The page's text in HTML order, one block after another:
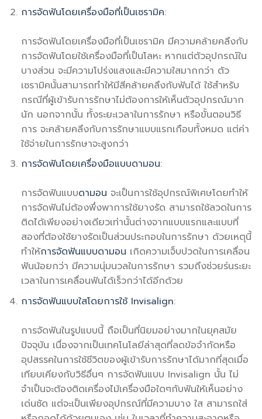
การจัดฟันโดยเครื่องมือที่เป็นเซรามิค:
การจัดฟันโดยเครื่องมือที่เป็นเซรามิค มีความคล้ายคลึงกับ
การจัดฟันโดยใช้เครื่องมือที่เป็นโลหะ หากแต่ตัวอุปกรณ์ใน
บางส่วน จะมีความโปร่งแสงและมีความใสมากกว่า ตัว
เซรามิคนั้นสามารถทำให้มีสีคล้ายคลึงกับฟันได้ ใช้สำหรับ
กรณีที่ผู้เข้ารับการรักษาไม่ต้องการให้เห็นตัวอุปกรณ์มาก
นัก นอกจากนั้น ทั้งระยะเวลาในการรักษา หรือขั้นตอนวิธี
การ จะคล้ายคลึงกับการรักษาแบบแรกเกือบทั้งหมด แต่ค่า
ใช้จ่ายในการรักษาจะสูงกว่า
การจัดฟันโดยเครื่องมือแบบดามอน:
การจัดฟันแบบดามอน จะเป็นการใช้อุปกรณ์พิเศษโดยทำให้
การจัดฟันไม่ต้องพึ่งพาการใช้ยางรัด สามารถใช้ลวดในการ
ติดได้เพียงอย่างเดียวเท่านั้นต่างจากแบบแรกและแบบที่
สองที่ต้องใช้ยางรัดเป็นส่วนประกอบในการรักษา ด้วยเหตุนี้
ทำให้การจัดฟันแบบดามอน เกิดความเจ็บปวดในการเคลื่อน
ฟันน้อยกว่า มีความนุ่มนวลในการรักษา รวมถึงช่วยร่นระยะ
เวลาในการเคลื่อนฟันได้เร็วกว่าได้อีกด้วย
การจัดฟันแบบใสโดยการใช้ Invisalign:
การจัดฟันในรูปแบบนี้ ถือเป็นที่นิยมอย่างมากในยุคสมัย
ปัจจุบัน เนื่องจากเป็นเทคโนโลยีล่าสุดที่ลดข้อจำกัดหรือ
อุปสรรคในการใช้ชีวิตของผู้เข้ารับการรักษาได้มากที่สุดเมื่อ
เทียบเคียงกับวิธีอื่นๆ การจัดฟันแบบ Invisalign นั้น ไม่
จำเป็นจะต้องติดเครื่องไม้เครื่องมือใดๆกับฟันให้เห็นอย่าง
เด่นชัด แต่จะเป็นเพียงอุปกรณ์ที่มีความบาง ใส สามารถใส่